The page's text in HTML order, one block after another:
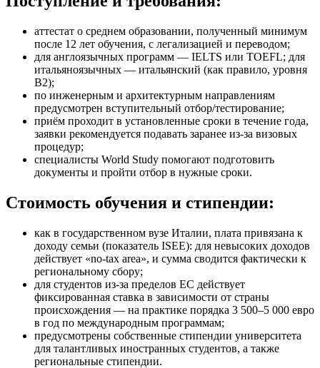
аттестат о среднем образовании, полученный минимум
после 12 лет обучения, с легализацией и переводом;
для англоязычных программ — IELTS или TOEFL; для
итальяноязычных — итальянский (как правило, уровня
B2);
по инженерным и архитектурным направлениям
предусмотрен вступительный отбор/тестирование;
приём проходит в установленные сроки в течение года,
заявки рекомендуется подавать заранее из-за визовых
процедур;
специалисты World Study помогают подготовить
документы и пройти отбор в нужные сроки.
Стоимость обучения и стипендии:
как в государственном вузе Италии, плата привязана к
доходу семьи (показатель ISEE): для невысоких доходов
действует «no-tax area», и сумма сводится фактически к
региональному сбору;
для студентов из-за пределов ЕС действует
фиксированная ставка в зависимости от страны
происхождения — на практике порядка 3 500–5 000 евро
в год по международным программам;
предусмотрены собственные стипендии университета
для талантливых иностранных студентов, а также
региональные стипендии.